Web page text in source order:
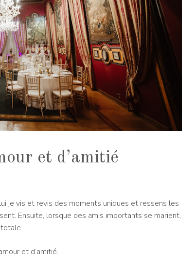
et d’amitié
je vis et revis des moments uniques et ressens les
Ensuite, lorsque des amis importants se marient,
et d’amitié.